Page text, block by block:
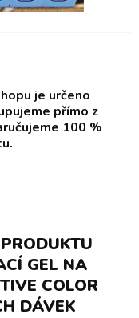
je určeno
přímo z
100 %
GEL NA
COLOR
DÁVEK